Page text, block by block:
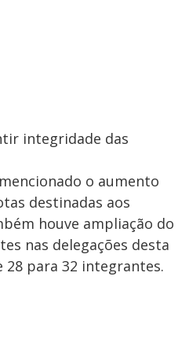
integridade das
o aumento
destinadas aos
houve ampliação do
nas delegações desta
28 para 32 integrantes.